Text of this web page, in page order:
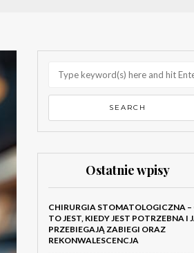
Ostatnie wpisy
CHIRURGIA STOMATOLOGICZNA –
TO JEST, KIEDY JEST POTRZEBNA I
PRZEBIEGAJĄ ZABIEGI ORAZ
REKONWALESCENCJA